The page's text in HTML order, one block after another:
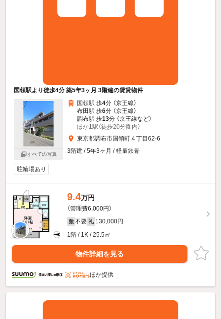
国領駅より徒歩4分 築5年3ヶ月 3階建の賃貸物件
すべての写真
国領駅 歩4分 （京王線）
布田駅 歩6分 （京王線）
調布駅 歩13分 （京王線など）
ほか1駅（徒歩20分圏内）
東京都調布市国領町４丁目62-6
3階建 / 5年3ヶ月 / 軽量鉄骨
駐輪場あり
9.4万円
（管理費6,000円）
敷 不要 礼 130,000円
1階 / 1K / 25.5㎡
物件詳細を見る
ほか提供